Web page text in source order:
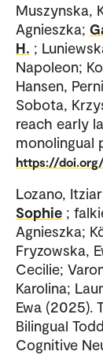
Muszynska,
Agnieszka;
H. ;
Napoleon;
Hansen,
Sobota,
reach early
monolingual
https://
Lozano,
Sophie ;
Agnieszka;
Fryzowska,
Cecilie;
Karolina;
Ewa (2025).
Bilingual
Cognitive